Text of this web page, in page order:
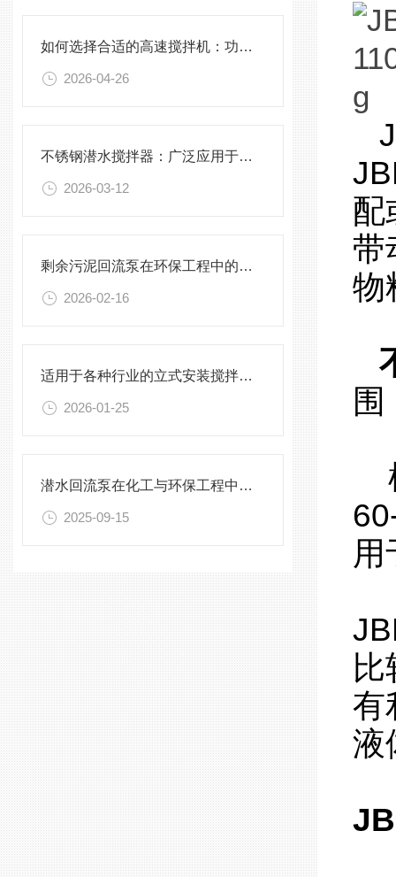
如何选择合适的高速搅拌机：功率、转速、搅拌桨叶与物料适配性分析
2026-04-26
不锈钢潜水搅拌器：广泛应用于污水处理与化学工程
2026-03-12
剩余污泥回流泵在环保工程中的应用前景
2026-02-16
适用于各种行业的立式安装搅拌机选型指南
2026-01-25
潜水回流泵在化工与环保工程中的关键作用
2025-09-15
配
带
物
用
有
液